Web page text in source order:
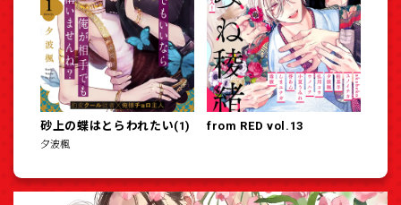
砂上の蝶はとらわれたい(1)
夕波楓
from RED vol.13